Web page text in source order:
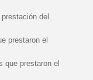
del
prestaron el
que prestaron el